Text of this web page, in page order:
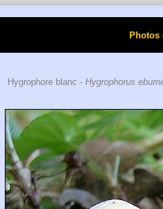
Hygrophore blanc - Hygrophorus